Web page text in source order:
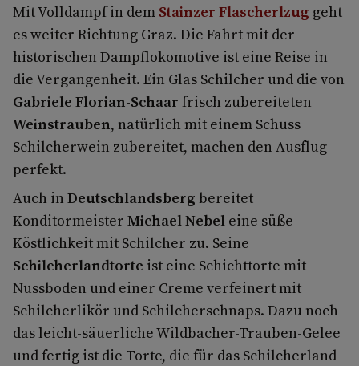
Mit Volldampf in dem Stainzer Flascherlzug geht
es weiter Richtung Graz. Die Fahrt mit der
historischen Dampflokomotive ist eine Reise in
die Vergangenheit. Ein Glas Schilcher und die von
Gabriele Florian-Schaar frisch zubereiteten
Weinstrauben, natürlich mit einem Schuss
Schilcherwein zubereitet, machen den Ausflug
perfekt.
Auch in Deutschlandsberg bereitet
Konditormeister Michael Nebel eine süße
Köstlichkeit mit Schilcher zu. Seine
Schilcherlandtorte ist eine Schichttorte mit
Nussboden und einer Creme verfeinert mit
Schilcherlikör und Schilcherschnaps. Dazu noch
das leicht-säuerliche Wildbacher-Trauben-Gelee
und fertig ist die Torte, die für das Schilcherland